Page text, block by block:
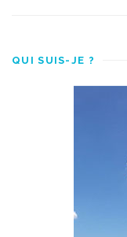
QUI SUIS-JE ?